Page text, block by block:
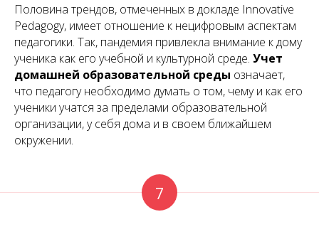
Половина трендов, отмеченных в докладе Innovative
Pedagogy, имеет отношение к нецифровым аспектам
педагогики. Так, пандемия привлекла внимание к дому
ученика как его учебной и культурной среде. Учет
домашней образовательной среды означает,
что педагогу необходимо думать о том, чему и как его
ученики учатся за пределами образовательной
организации, у себя дома и в своем ближайшем
окружении.
7